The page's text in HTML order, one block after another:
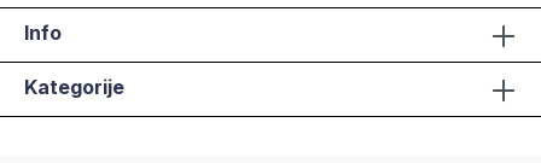
Info
Kategorije